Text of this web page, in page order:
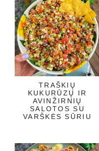
TRAŠKIŲ
KUKURŪZŲ IR
AVINŽIRNIŲ
SALOTOS SU
VARŠKĖS SŪRIU